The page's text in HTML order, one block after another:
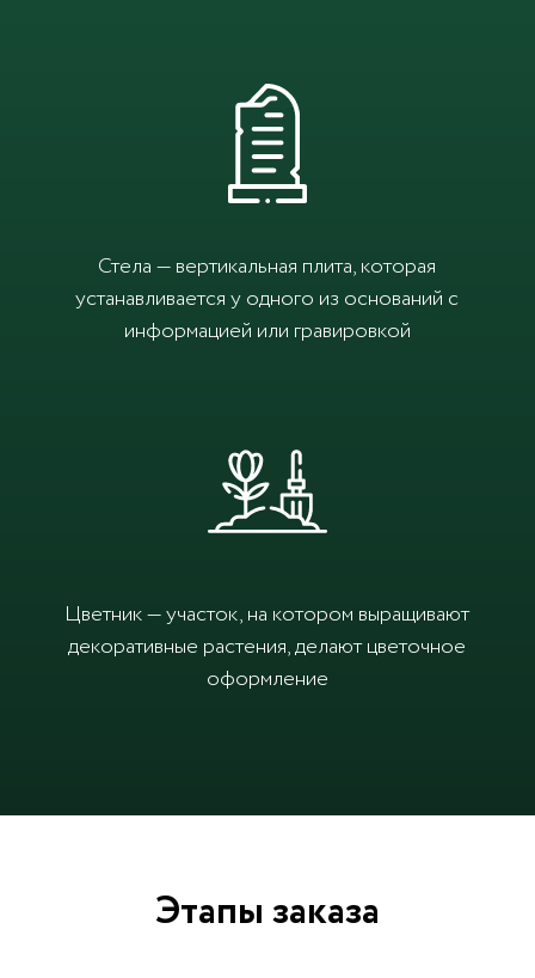
Стела — вертикальная плита, которая
устанавливается у одного из оснований с
информацией или гравировкой
Цветник — участок, на котором выращивают
декоративные растения, делают цветочное
оформление
Этапы заказа